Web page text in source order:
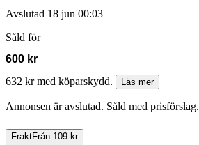
Avslutad 18 jun 00:03
Såld för
600 kr
632 kr med köparskydd.
Läs mer
Annonsen är avslutad. Såld med prisförslag.
FraktFrån 109 kr